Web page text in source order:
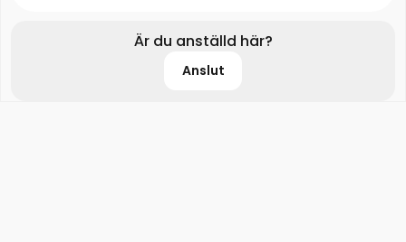
Är du anställd här?
Anslut